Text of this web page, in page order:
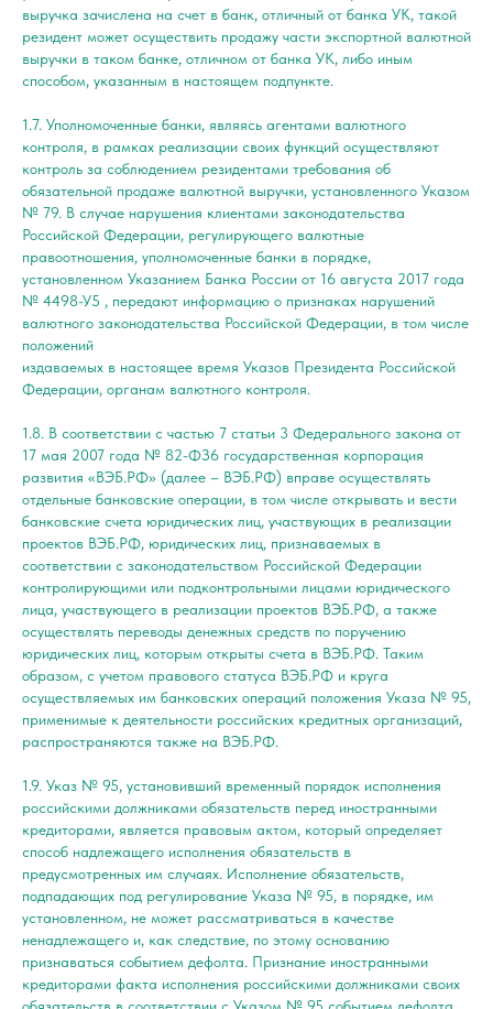
выручка зачислена на счет в банк, отличный от банка УК, такой
резидент может осуществить продажу части экспортной валютной
выручки в таком банке, отличном от банка УК, либо иным
способом, указанным в настоящем подпункте.
1.7. Уполномоченные банки, являясь агентами валютного
контроля, в рамках реализации своих функций осуществляют
контроль за соблюдением резидентами требования об
обязательной продаже валютной выручки, установленного Указом
№ 79. В случае нарушения клиентами законодательства
Российской Федерации, регулирующего валютные
правоотношения, уполномоченные банки в порядке,
установленном Указанием Банка России от 16 августа 2017 года
№ 4498-У5 , передают информацию о признаках нарушений
валютного законодательства Российской Федерации, в том числе
положений
издаваемых в настоящее время Указов Президента Российской
Федерации, органам валютного контроля.
1.8. В соответствии с частью 7 статьи 3 Федерального закона от
17 мая 2007 года № 82-ФЗ6 государственная корпорация
развития «ВЭБ.РФ» (далее – ВЭБ.РФ) вправе осуществлять
отдельные банковские операции, в том числе открывать и вести
банковские счета юридических лиц, участвующих в реализации
проектов ВЭБ.РФ, юридических лиц, признаваемых в
соответствии с законодательством Российской Федерации
контролирующими или подконтрольными лицами юридического
лица, участвующего в реализации проектов ВЭБ.РФ, а также
осуществлять переводы денежных средств по поручению
юридических лиц, которым открыты счета в ВЭБ.РФ. Таким
образом, с учетом правового статуса ВЭБ.РФ и круга
осуществляемых им банковских операций положения Указа № 95,
применимые к деятельности российских кредитных организаций,
распространяются также на ВЭБ.РФ.
1.9. Указ № 95, установивший временный порядок исполнения
российскими должниками обязательств перед иностранными
кредиторами, является правовым актом, который определяет
способ надлежащего исполнения обязательств в
предусмотренных им случаях. Исполнение обязательств,
подпадающих под регулирование Указа № 95, в порядке, им
установленном, не может рассматриваться в качестве
ненадлежащего и, как следствие, по этому основанию
признаваться событием дефолта. Признание иностранными
кредиторами факта исполнения российскими должниками своих
обязательств в соответствии с Указом № 95 событием дефолта